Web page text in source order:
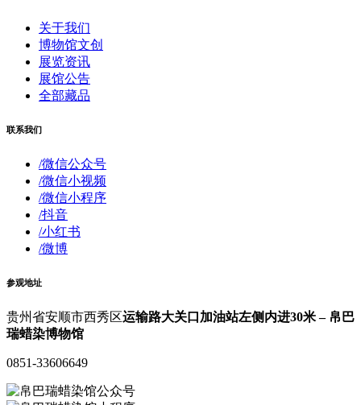
关于我们
博物馆文创
展览资讯
展馆公告
全部藏品
联系我们
/微信公众号
/微信小视频
/微信小程序
/抖音
/小红书
/微博
参观地址
贵州省安顺市西秀区运输路大关口加油站左侧内进30米 – 帛巴
瑞蜡染博物馆
0851-33606649